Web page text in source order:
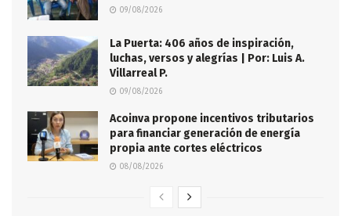
09/08/2026
La Puerta: 406 años de inspiración,
luchas, versos y alegrías | Por: Luis A.
Villarreal P.
09/08/2026
Acoinva propone incentivos tributarios
para financiar generación de energía
propia ante cortes eléctricos
08/08/2026